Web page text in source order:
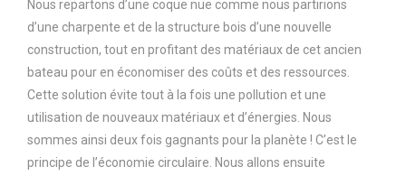
Nous repartons d’une coque nue comme nous partirions
d’une charpente et de la structure bois d’une nouvelle
construction, tout en profitant des matériaux de cet ancien
bateau pour en économiser des coûts et des ressources.
Cette solution évite tout à la fois une pollution et une
utilisation de nouveaux matériaux et d’énergies. Nous
sommes ainsi deux fois gagnants pour la planète ! C’est le
principe de l’économie circulaire. Nous allons ensuite